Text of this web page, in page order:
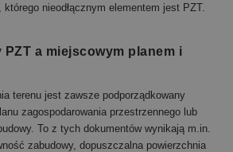
którego nieodłącznym elementem jest PZT.
PZT a miejscowym planem i
terenu jest zawsze podporządkowany
zagospodarowania przestrzennego lub
To z tych dokumentów wynikają m.in.
zabudowy, dopuszczalna powierzchnia